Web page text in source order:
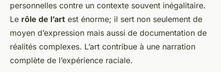
personnelles contre un contexte souvent inégalitaire.
Le rôle de l’art est énorme; il sert non seulement de
moyen d’expression mais aussi de documentation de
réalités complexes. L’art contribue à une narration
complète de l’expérience raciale.